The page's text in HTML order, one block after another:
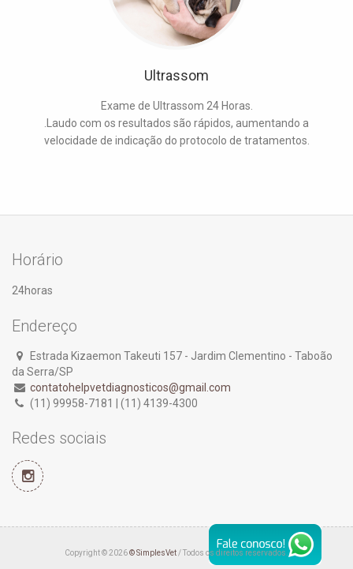
Ultrassom
Exame de Ultrassom 24 Horas.
.Laudo com os resultados são rápidos, aumentando a
velocidade de indicação do protocolo de tratamentos.
Horário
24horas
Endereço
Estrada Kizaemon Takeuti 157 - Jardim Clementino - Taboão
da Serra/SP
contatohelpvetdiagnosticos@gmail.com
(11) 99958-7181 | (11) 4139-4300
Redes sociais
Copyright © 2026© SimplesVet/ Todos os direitos reservados.